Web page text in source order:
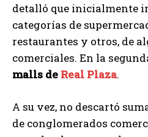
detalló que inicialmente
categorías de
restaurantes y otros, de
comerciales. En la
malls de Real Plaza.
A su vez, no descartó
de conglomerados